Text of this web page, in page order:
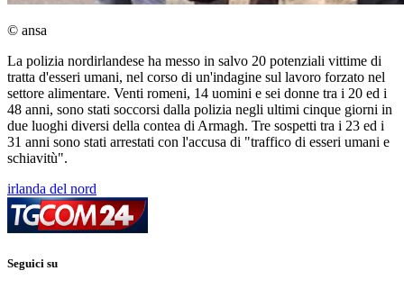
© ansa
La polizia nordirlandese ha messo in salvo 20 potenziali vittime di
tratta d'esseri umani, nel corso di un'indagine sul lavoro forzato nel
settore alimentare. Venti romeni, 14 uomini e sei donne tra i 20 ed i
48 anni, sono stati soccorsi dalla polizia negli ultimi cinque giorni in
due luoghi diversi della contea di Armagh. Tre sospetti tra i 23 ed i
31 anni sono stati arrestati con l'accusa di "traffico di esseri umani e
schiavitù".
irlanda del nord
Seguici su